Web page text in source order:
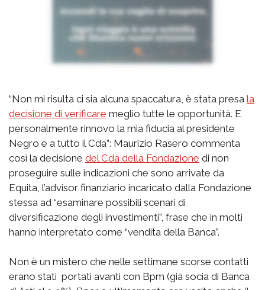
“Non mi risulta ci sia alcuna spaccatura, è stata presa la
decisione di verificare meglio tutte le opportunità. E
personalmente rinnovo la mia fiducia al presidente
Negro e a tutto il Cda”: Maurizio Rasero commenta
così la decisione del Cda della Fondazione di non
proseguire sulle indicazioni che sono arrivate da
Equita, l’advisor finanziario incaricato dalla Fondazione
stessa ad “esaminare possibili scenari di
diversificazione degli investimenti”, frase che in molti
hanno interpretato come “vendita della Banca”.
Non è un mistero che nelle settimane scorse contatti
erano stati portati avanti con Bpm (già socia di Banca